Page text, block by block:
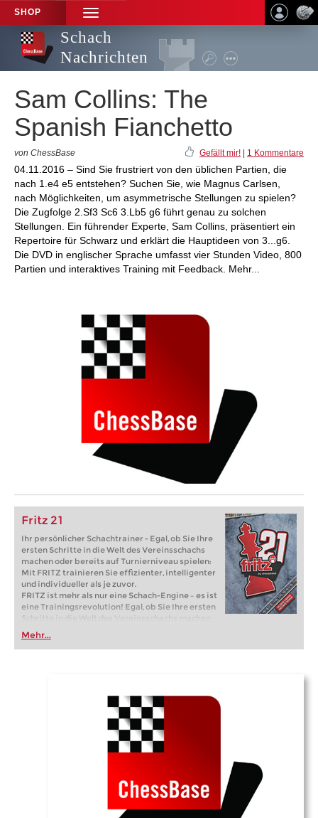
SHOP
TOGGLE
NAVIGATION
Schach
Nachrichten
Sam Collins: The
Spanish Fianchetto
von ChessBase Gefällt mir! 1 Kommentare
04.11.2016 – Sind Sie frustriert von den üblichen Partien, die
nach 1.e4 e5 entstehen? Suchen Sie, wie Magnus Carlsen,
nach Möglichkeiten, um asymmetrische Stellungen zu spielen?
Die Zugfolge 2.Sf3 Sc6 3.Lb5 g6 führt genau zu solchen
Stellungen. Ein führender Experte, Sam Collins, präsentiert ein
Repertoire für Schwarz und erklärt die Hauptideen von 3...g6.
Die DVD in englischer Sprache umfasst vier Stunden Video, 800
Partien und interaktives Training mit Feedback. Mehr...
Fritz 21
Ihr persönlicher Schachtrainer - Egal, ob Sie Ihre
ersten Schritte in die Welt des Vereinsschachs
machen oder bereits auf Turnierniveau spielen:
Mit FRITZ trainieren Sie effizienter, intelligenter
und individueller als je zuvor.
FRITZ ist mehr als nur eine Schach-Engine – es ist
eine Trainingsrevolution! Egal, ob Sie Ihre ersten
Schritte in die Welt des Vereinsschachs machen
oder bereits auf Turnierniveau spielen: Mit
FRITZ trainieren Sie effizienter, intelligenter und
individueller als je zuvor.
Mehr...